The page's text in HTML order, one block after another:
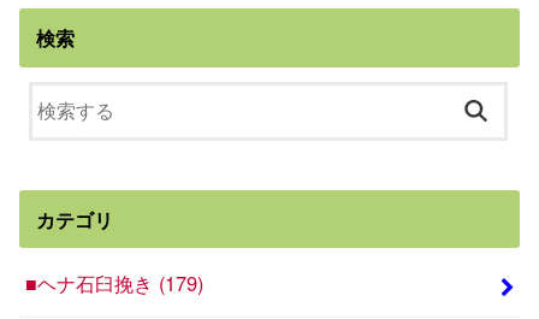
検索
カテゴリ
■ヘナ石臼挽き (179)